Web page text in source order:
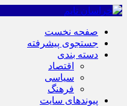
صفحه نخست
جستجوی پیشرفته
دسته بندی
اقتصاد
سیاسی
فرهنگ
پیوندهای سایت